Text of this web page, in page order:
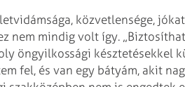
közvetlensége,
nem mindig volt így.
öngyilkossági késztetésekkel
fel, és van egy bátyám, akit